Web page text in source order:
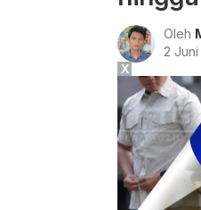
Oleh
2 Juni
X